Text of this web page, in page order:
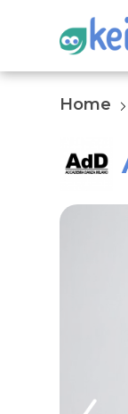
Home